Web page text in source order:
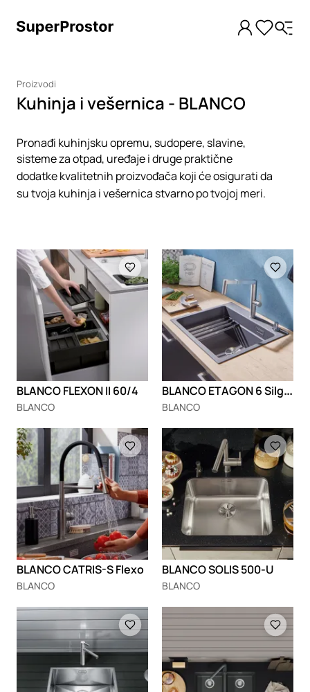
Proizvodi
Kuhinja i vešernica - BLANCO
Pronađi kuhinjsku opremu, sudopere, slavine,
sisteme za otpad, uređaje i druge praktične
dodatke kvalitetnih proizvođača koji će osigurati da
su tvoja kuhinja i vešernica stvarno po tvojoj meri.
Loading
BLANCO FLEXON II 60/4
BLANCO
Loading
B
LANCO ETAGON 6 Silgranit
BLANCO
Loading
BLANCO CATRIS-S Flexo
BLANCO
Loading
BLANCO SOLIS 500-U
BLANCO
Loading Loading